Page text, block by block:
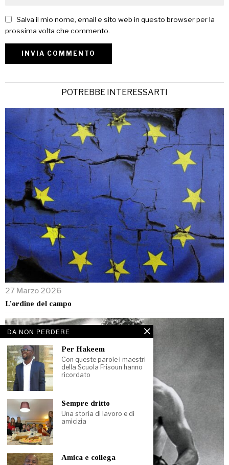
Salva il mio nome, email e sito web in questo browser per la
prossima volta che commento.
POTREBBE INTERESSARTI
27 Marzo 2026
L’ordine del campo
DA NON PERDERE
Per Hakeem
Con queste parole i maestri
della Scuola Frisoun hanno
ricordato
Sempre dritto
Una storia di lavoro e di
amicizia
Amica e collega